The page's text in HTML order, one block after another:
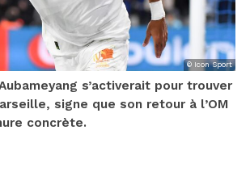
© Icon Sport
s’activerait pour trouver
signe que son retour à l’OM
concrète.